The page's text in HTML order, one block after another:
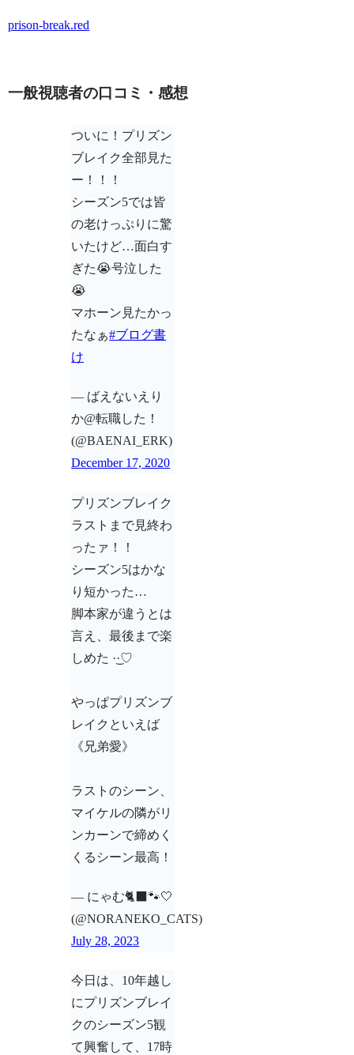
prison-break.red
一般視聴者の口コミ・感想
ついに！プリズン
ブレイク全部見た
ー！！！
シーズン5では皆
の老けっぷりに驚
いたけど…面白す
ぎた😭号泣した
😭
マホーン見たかっ
たなぁ#ブログ書
け
— ばえないえり
か@転職した！
(@BAENAI_ERK)
December 17, 2020
プリズンブレイク
ラストまで見終わ
ったァ！！
シーズン5はかな
り短かった…
脚本家が違うとは
言え、最後まで楽
しめた ·͜·♡
やっぱプリズンブ
レイクといえば
《兄弟愛》
ラストのシーン、
マイケルの隣がリ
ンカーンで締めく
くるシーン最高！
— にゃむ🐈‍⬛🐾🤍
(@NORANEKO_CATS)
July 28, 2023
今日は、10年越し
にプリズンブレイ
クのシーズン5観
て興奮して、17時